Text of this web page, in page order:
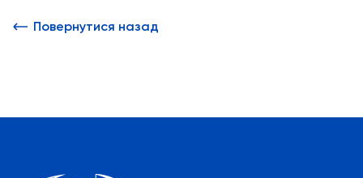
Повернутися назад